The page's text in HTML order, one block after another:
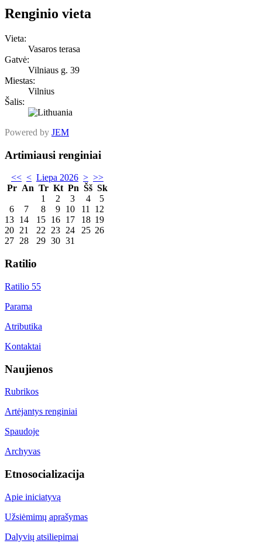
Renginio vieta
Vieta:
Vasaros terasa
Gatvė:
Vilniaus g. 39
Miestas:
Vilnius
Šalis:
Powered by JEM
Artimiausi renginiai
<< < Liepa 2026 > >>
Pr An Tr Kt Pn Šš Sk
1
2 3 4
5
6
7 8 9 10 11
12
13 14 15 16 17 18 19
20 21 22 23 24 25 26
27 28 29 30 31
Ratilio
Ratilio 55
Parama
Atributika
Kontaktai
Naujienos
Rubrikos
Artėjantys renginiai
Spaudoje
Archyvas
Etnosocializacija
Apie iniciatyvą
Užsiėmimų aprašymas
Dalyvių atsiliepimai